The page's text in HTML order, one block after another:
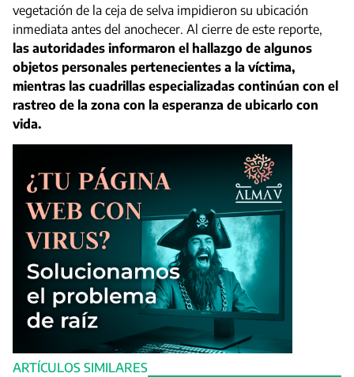
ARTÍCULOS SIMILARES
vegetación de la ceja de selva impidieron su ubicación
inmediata antes del anochecer. Al cierre de este reporte,
las autoridades informaron el hallazgo de algunos
objetos personales pertenecientes a la víctima,
mientras las cuadrillas especializadas continúan con el
rastreo de la zona con la esperanza de ubicarlo con
vida.